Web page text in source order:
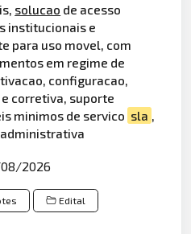
solucao de acesso
institucionais e
para uso movel, com
em regime de
configuracao,
corretiva, suporte
minimos de servico sla
2026
Edital